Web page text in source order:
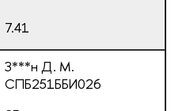
7.41
З***н Д. М.
СПБ251ББИ026